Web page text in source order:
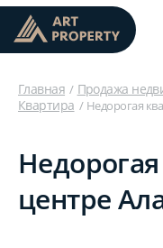
Главная Продажа
Квартира
Недорогая
центре